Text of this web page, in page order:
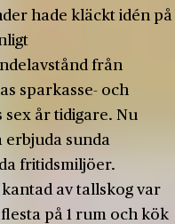
hade kläckt idén på
från
sparkasse- och
sex år tidigare. Nu
erbjuda sunda
fritidsmiljöer.
av tallskog var
på 1 rum och kök